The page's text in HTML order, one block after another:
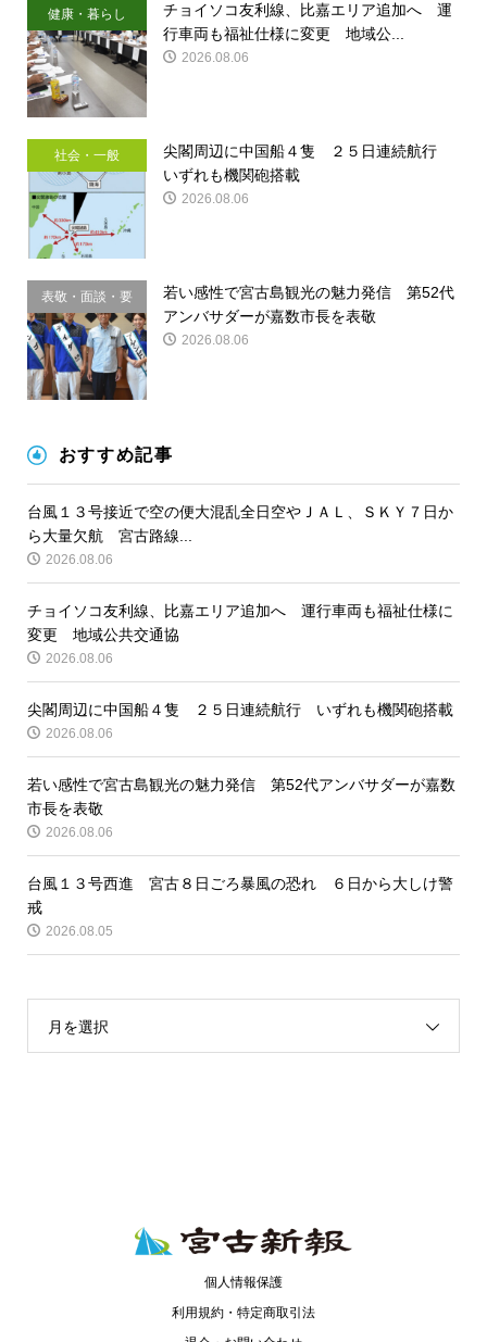
健康・暮らし
チョイソコ友利線、比嘉エリア追加へ 運
行車両も福祉仕様に変更 地域公...
2026.08.06
社会・一般
尖閣周辺に中国船４隻 ２５日連続航行
いずれも機関砲搭載
2026.08.06
表敬・面談・要
請
若い感性で宮古島観光の魅力発信 第52代
アンバサダーが嘉数市長を表敬
2026.08.06
おすすめ記事
台風１３号接近で空の便大混乱全日空やＪＡＬ、ＳＫＹ７日か
ら大量欠航 宮古路線...
2026.08.06
チョイソコ友利線、比嘉エリア追加へ 運行車両も福祉仕様に
変更 地域公共交通協
2026.08.06
尖閣周辺に中国船４隻 ２５日連続航行 いずれも機関砲搭載
2026.08.06
若い感性で宮古島観光の魅力発信 第52代アンバサダーが嘉数
市長を表敬
2026.08.06
台風１３号西進 宮古８日ごろ暴風の恐れ ６日から大しけ警
戒
2026.08.05
月を選択
個人情報保護
利用規約・特定商取引法